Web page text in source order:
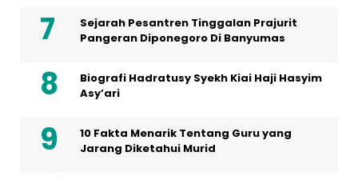
Sejarah Pesantren Tinggalan Prajurit
Pangeran Diponegoro Di Banyumas
Biografi Hadratusy Syekh Kiai Haji Hasyim
Asy’ari
10 Fakta Menarik Tentang Guru yang
Jarang Diketahui Murid